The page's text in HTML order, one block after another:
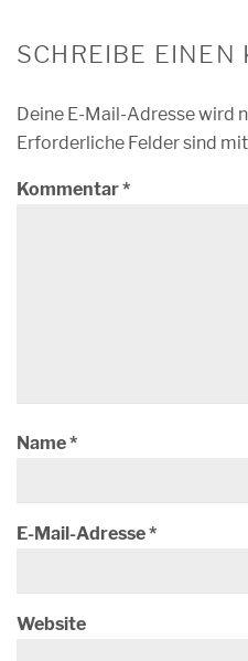
SCHREIBE EINEN
Deine E-Mail-Adresse wird
Erforderliche Felder sind mit
Kommentar*
Name*
E-Mail-Adresse*
Website